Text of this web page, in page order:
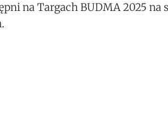
na Targach BUDMA 2025